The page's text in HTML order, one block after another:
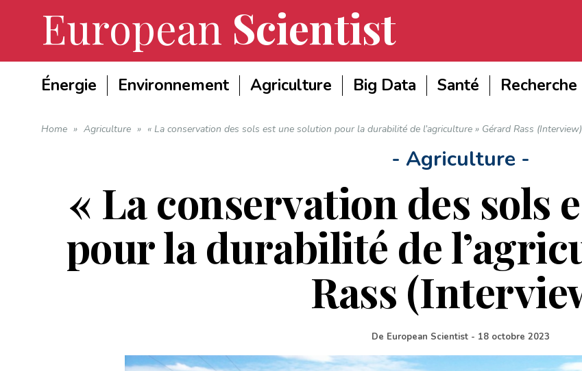
European Scientist
Énergie Environnement Agriculture Big Data Santé Recherche
Home » Agriculture » « La conservation des sols est une solution pour la durabilité de l’agriculture » Gérard Rass (Interview)
- Agriculture -
« La conservation des sols
pour la durabilité de
Rass
De European Scientist - 18 octobre 2023